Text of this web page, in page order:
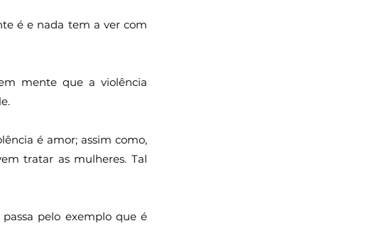
é e nada tem a ver com
mente que a violência
é amor; assim como,
tratar as mulheres. Tal
passa pelo exemplo que é